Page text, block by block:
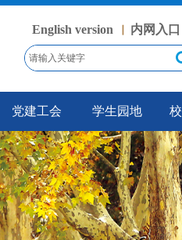
English version 内网入口
党建工会 学生园地